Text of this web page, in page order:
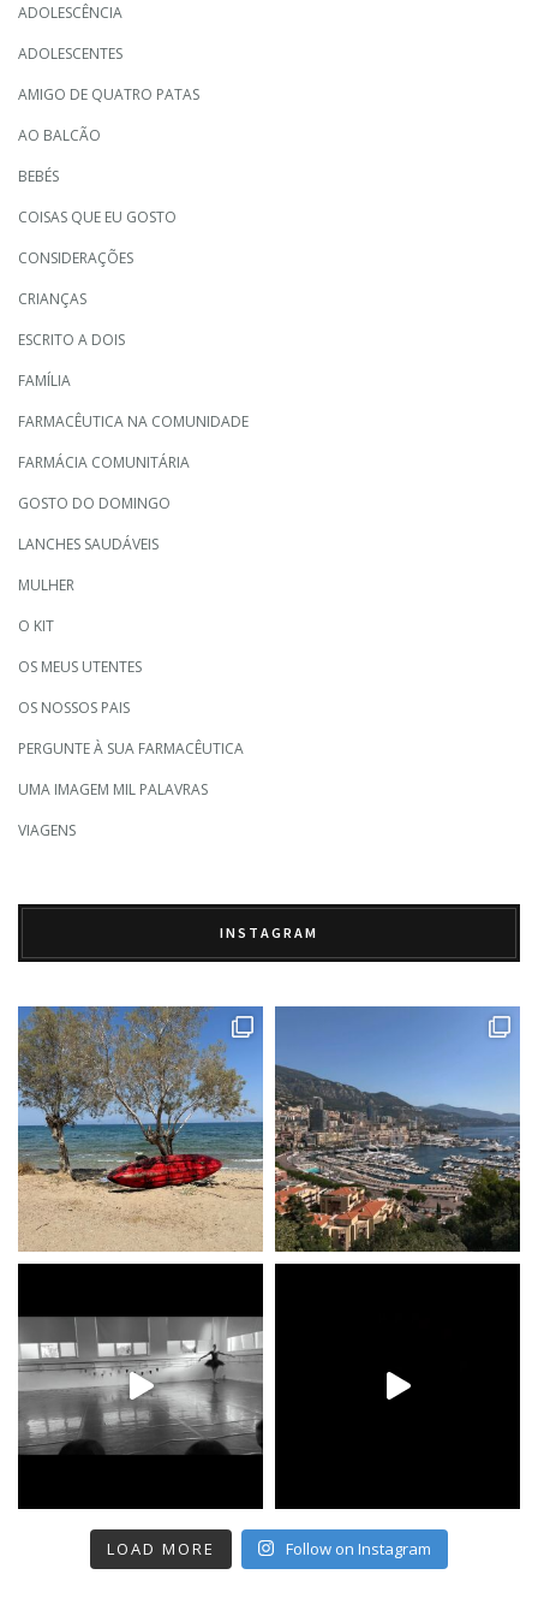
ADOLESCÊNCIA
ADOLESCENTES
AMIGO DE QUATRO PATAS
AO BALCÃO
BEBÉS
COISAS QUE EU GOSTO
CONSIDERAÇÕES
CRIANÇAS
ESCRITO A DOIS
FAMÍLIA
FARMACÊUTICA NA COMUNIDADE
FARMÁCIA COMUNITÁRIA
GOSTO DO DOMINGO
LANCHES SAUDÁVEIS
MULHER
O KIT
OS MEUS UTENTES
OS NOSSOS PAIS
PERGUNTE À SUA FARMACÊUTICA
UMA IMAGEM MIL PALAVRAS
VIAGENS
INSTAGRAM
LOAD MORE Follow on Instagram